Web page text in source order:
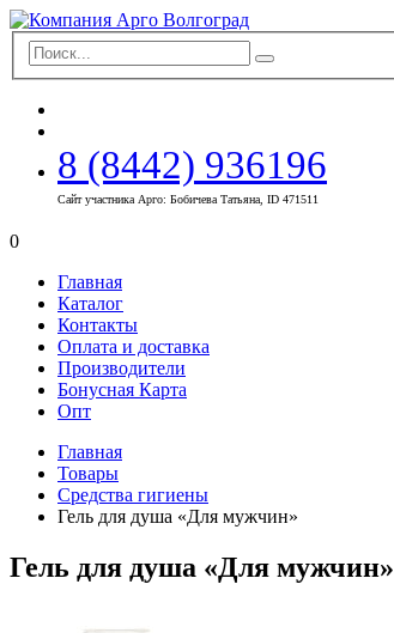
8 (8442) 936196
Сайт участника Арго: Бобичева Татьяна, ID 471511
0
Главная
Каталог
Контакты
Оплата и доставка
Производители
Бонусная Карта
Опт
Главная
Товары
Средства гигиены
Гель для душа «Для мужчин»
Гель для душа «Для мужчин»